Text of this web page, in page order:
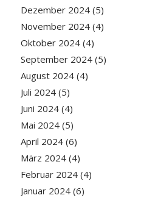
Dezember 2024(5)
November 2024(4)
Oktober 2024(4)
September 2024(5)
August 2024(4)
Juli 2024(5)
Juni 2024(4)
Mai 2024(5)
April 2024(6)
März 2024(4)
Februar 2024(4)
Januar 2024(6)